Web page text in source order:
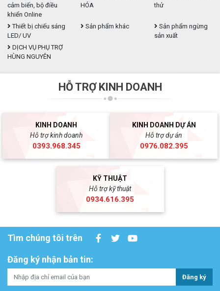
cảm biến, bộ điều
khiển Online
HÓA
thử
Thiết bị chiếu sáng
LED/ UV
Sản phẩm khác
Sản phẩm ngừng
sản xuất
DỊCH VỤ PHỤ TRỢ
HÙNG NGUYÊN
HỖ TRỢ KINH DOANH
KINH DOANH
Hỗ trợ kinh doanh
0393.968.345
KINH DOANH DỰ ÁN
Hỗ trợ dự án
0976.082.395
KỸ THUẬT
Hỗ trợ kỹ thuật
0934.616.395
Tìm chúng tôi trên
Đăng ký nhận bản tin:
Đăng ký